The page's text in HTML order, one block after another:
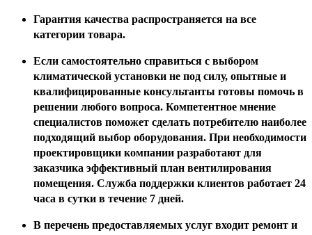
Гарантия качества распространяется на все
категории товара.
Если самостоятельно справиться с выбором
климатической установки не под силу, опытные и
квалифицированные консультанты готовы помочь в
решении любого вопроса. Компетентное мнение
специалистов поможет сделать потребителю наиболее
подходящий выбор оборудования. При необходимости
проектировщики компании разработают для
заказчика эффективный план вентилирования
помещения. Служба поддержки клиентов работает 24
часа в сутки в течение 7 дней.
В перечень предоставляемых услуг входит ремонт и